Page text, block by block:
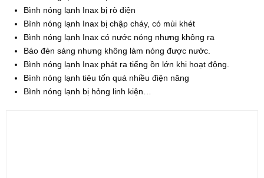
Bình nóng lạnh Inax bị rò điện
Bình nóng lạnh Inax bị chập cháy, có mùi khét
Bình nóng lạnh Inax có nước nóng nhưng không ra
Báo đèn sáng nhưng không làm nóng được nước.
Bình nóng lạnh Inax phát ra tiếng ồn lớn khi hoạt động.
Bình nóng lạnh tiêu tốn quá nhiều điện năng
Bình nóng lạnh bị hỏng linh kiện…